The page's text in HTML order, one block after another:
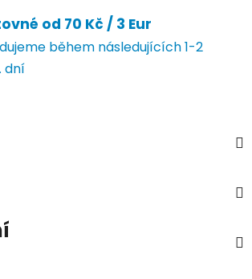
od 70 Kč / 3 Eur
během následujících 1-2
dní